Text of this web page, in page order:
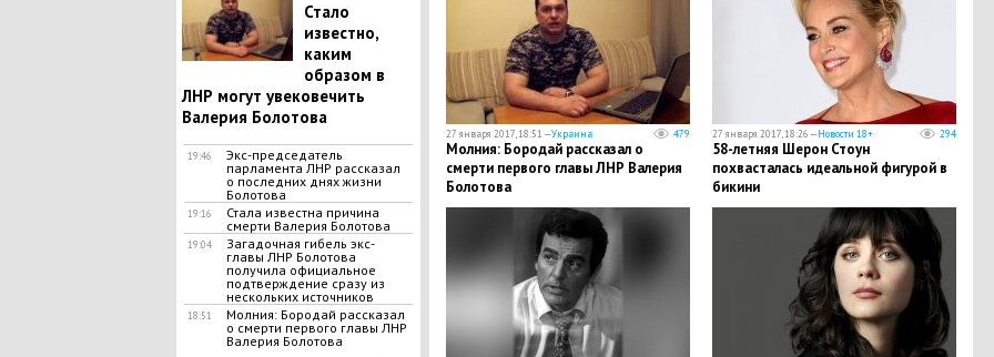
Стало
известно,
каким
образом в
ЛНР могут увековечить
Валерия Болотова
19:46
Экс-председатель
парламента ЛНР рассказал
о последних днях жизни
Болотова
19:16
Стала известна причина
смерти Валерия Болотова
19:04
Загадочная гибель экс-
главы ЛНР Болотова
получила официальное
подтверждение сразу из
нескольких источников
18:51
Молния: Бородай рассказал
о смерти первого главы ЛНР
Валерия Болотова
27 января 2017, 18:51 —Украина 479
Молния: Бородай рассказал о
смерти первого главы ЛНР Валерия
Болотова
27 января 2017, 18:26 —Новости 18+ 294
58-летняя Шерон Стоун
похвасталась идеальной фигурой в
бикини